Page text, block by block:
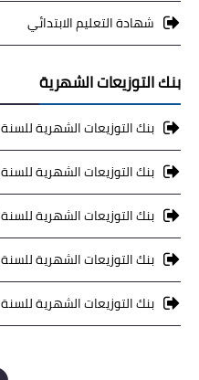
شهادة التعليم الابتدائي
بنك التوزيعات الشهرية
بنك التوزيعات الشهرية للسنة 1 ابتدائي
بنك التوزيعات الشهرية للسنة 2 ابتدائي
بنك التوزيعات الشهرية للسنة 3 ابتدائي
بنك التوزيعات الشهرية للسنة 4 ابتدائي
بنك التوزيعات الشهرية للسنة 5 ابتدائي